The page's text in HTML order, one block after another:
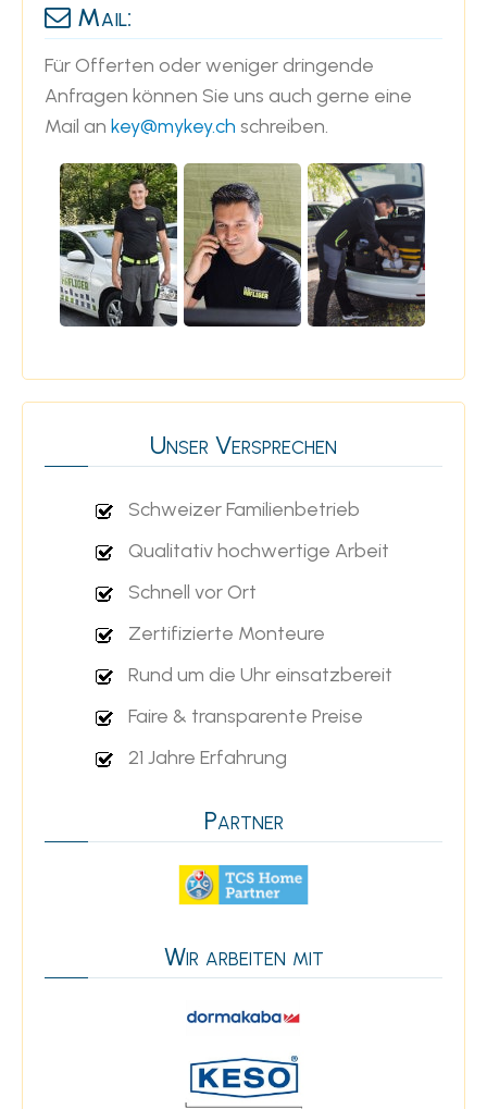
Mail:
Für Offerten oder weniger dringende
Anfragen können Sie uns auch gerne eine
Mail an key@mykey.ch schreiben.
Unser Versprechen
Schweizer Familienbetrieb
Qualitativ hochwertige Arbeit
Schnell vor Ort
Zertifizierte Monteure
Rund um die Uhr einsatzbereit
Faire & transparente Preise
21 Jahre Erfahrung
Partner
Wir arbeiten mit